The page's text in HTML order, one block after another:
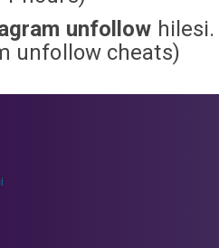
unfollow hilesi.
unfollow cheats)